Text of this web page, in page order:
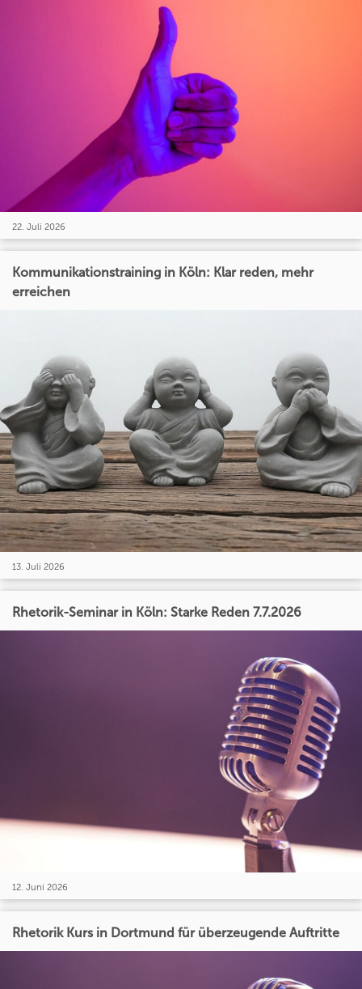
22. Juli 2026
Kommunikationstraining in Köln: Klar reden, mehr
erreichen
13. Juli 2026
Rhetorik-Seminar in Köln: Starke Reden 7.7.2026
12. Juni 2026
Rhetorik Kurs in Dortmund für überzeugende Auftritte